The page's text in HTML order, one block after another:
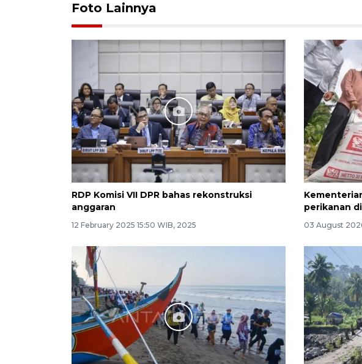
Foto Lainnya
RDP Komisi VII DPR bahas rekonstruksi
anggaran
12 February 2025 15:50 WIB, 2025
perikanan
03 August